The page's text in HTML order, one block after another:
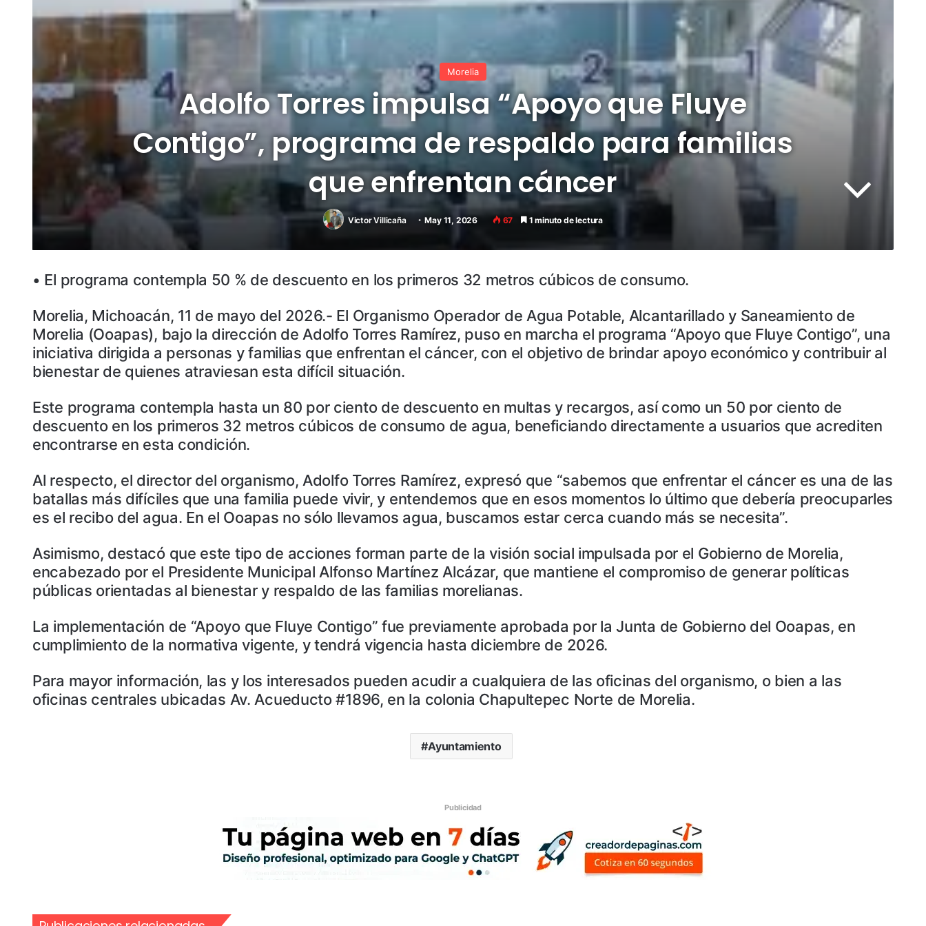
Morelia
Adolfo Torres impulsa “Apoyo que Fluye
Contigo”, programa de respaldo para familias
que enfrentan cáncer
Victor Villicaña May 11, 2026 67 1 minuto de lectura
• El programa contempla 50 % de descuento en los primeros 32 metros cúbicos de consumo.
Morelia, Michoacán, 11 de mayo del 2026.- El Organismo Operador de Agua Potable, Alcantarillado y Saneamiento de
Morelia (Ooapas), bajo la dirección de Adolfo Torres Ramírez, puso en marcha el programa “Apoyo que Fluye Contigo”, una
iniciativa dirigida a personas y familias que enfrentan el cáncer, con el objetivo de brindar apoyo económico y contribuir al
bienestar de quienes atraviesan esta difícil situación.
Este programa contempla hasta un 80 por ciento de descuento en multas y recargos, así como un 50 por ciento de
descuento en los primeros 32 metros cúbicos de consumo de agua, beneficiando directamente a usuarios que acrediten
encontrarse en esta condición.
Al respecto, el director del organismo, Adolfo Torres Ramírez, expresó que “sabemos que enfrentar el cáncer es una de las
batallas más difíciles que una familia puede vivir, y entendemos que en esos momentos lo último que debería preocuparles
es el recibo del agua. En el Ooapas no sólo llevamos agua, buscamos estar cerca cuando más se necesita”.
Asimismo, destacó que este tipo de acciones forman parte de la visión social impulsada por el Gobierno de Morelia,
encabezado por el Presidente Municipal Alfonso Martínez Alcázar, que mantiene el compromiso de generar políticas
públicas orientadas al bienestar y respaldo de las familias morelianas.
La implementación de “Apoyo que Fluye Contigo” fue previamente aprobada por la Junta de Gobierno del Ooapas, en
cumplimiento de la normativa vigente, y tendrá vigencia hasta diciembre de 2026.
Para mayor información, las y los interesados pueden acudir a cualquiera de las oficinas del organismo, o bien a las
oficinas centrales ubicadas Av. Acueducto #1896, en la colonia Chapultepec Norte de Morelia.
Ayuntamiento
Publicidad